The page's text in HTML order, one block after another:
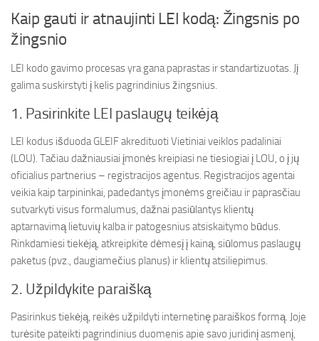
Kaip gauti ir atnaujinti LEI kodą: Žingsnis po
žingsnio
LEI kodo gavimo procesas yra gana paprastas ir standartizuotas. Jį
galima suskirstyti į kelis pagrindinius žingsnius.
1. Pasirinkite LEI paslaugų teikėją
LEI kodus išduoda GLEIF akredituoti Vietiniai veiklos padaliniai
(LOU). Tačiau dažniausiai įmonės kreipiasi ne tiesiogiai į LOU, o į jų
oficialius partnerius – registracijos agentus. Registracijos agentai
veikia kaip tarpininkai, padedantys įmonėms greičiau ir paprasčiau
sutvarkyti visus formalumus, dažnai pasiūlantys klientų
aptarnavimą lietuvių kalba ir patogesnius atsiskaitymo būdus.
Rinkdamiesi tiekėją, atkreipkite dėmesį į kainą, siūlomus paslaugų
paketus (pvz., daugiamečius planus) ir klientų atsiliepimus.
2. Užpildykite paraišką
Pasirinkus tiekėją, reikės užpildyti internetinę paraiškos formą. Joje
turėsite pateikti pagrindinius duomenis apie savo juridinį asmenį,